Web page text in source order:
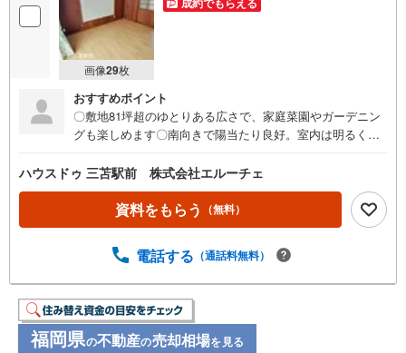
画像29枚
おすすめポイント
〇敷地81坪超のゆとりある広さで、家庭菜園やガーデニン
グも楽しめます〇南向きで陽当たり良好。室内は明るく、
ったりとした暮らしが叶います〇キッチン・浴室・トイレ
など、昔ながらの住まいを活かしつつリフォームの自由度
も高い〇駐車スペースあり〇古賀東小学校まで徒歩5分で子
育て世帯にも安心〇JR「古賀」駅まで車で約7分、国道3号
しやすい“古家付き”物件〇静かな住宅街で、落ち着いた住環
駅前へ】生活導線や周辺環境を踏まえた“暮らしのイメージ
が湧くご提案”を心がけています。「まずは見るだけ」「資
金計画だけ相談したい」など、どんな段階でもお気軽にど
ハウスドゥ 三苫駅前 株式会社エルーチェ
資料をもらう （無料）
電話する （通話料無料）
福岡県の不動産の売却相場を見る